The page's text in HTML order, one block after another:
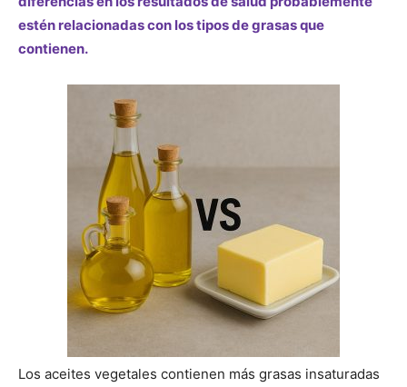
estén relacionadas con los tipos de grasas que
contienen.
Los aceites vegetales contienen más grasas insaturadas